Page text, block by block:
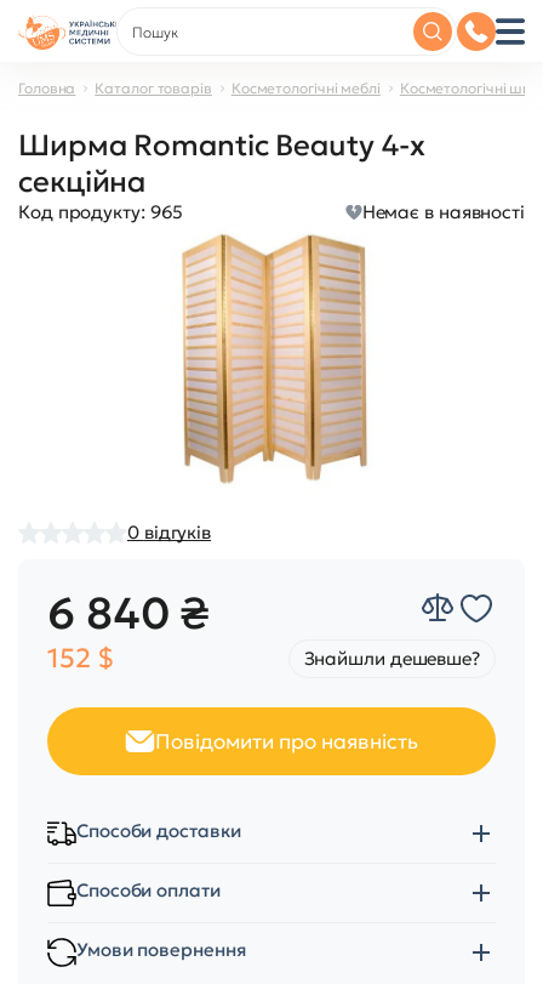
Головна Каталог товарів Косметологічні меблі Косметологічні
Ширма Romantic Beauty 4-х
секційна
Код продукту: 965 Немає в наявності
0 відгуків
6 840 ₴
152 $ Знайшли дешевше?
Повідомити про наявність
Способи доставки
Способи оплати
Умови повернення